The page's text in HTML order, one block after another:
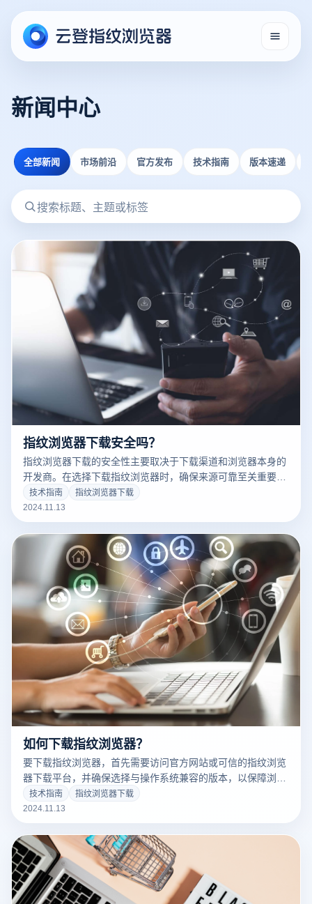
新闻中心
全部新闻 市场前沿 官方发布 技术指南 版本速递
指纹浏览器下载安全吗？
指纹浏览器下载的安全性主要取决于下载渠道和浏览器本身的
开发商。在选择下载指纹浏览器时，确保来源可靠至关重要，
以防止下载恶意软件或不安全的版本。推荐通过官方渠道或经
过验证的可信平台进行下载，这样可以最大程度地保证浏览器
的安全性和功能完整性。在下载和安装过程中，请务必遵循相
关安全提示，确保系统免受潜在威胁。
技术指南
指纹浏览器下载
2024.11.13
如何下载指纹浏览器？
要下载指纹浏览器，首先需要访问官方网站或可信的指纹浏览
器下载平台，并确保选择与操作系统兼容的版本，以保障浏览
器的兼容性和稳定性。根据页面提示完成下载并安装即可。
技术指南
指纹浏览器下载
2024.11.13